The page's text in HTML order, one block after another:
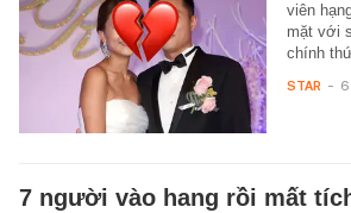
viên
mặt với
chính
STAR -
7 người vào hang rồi mất